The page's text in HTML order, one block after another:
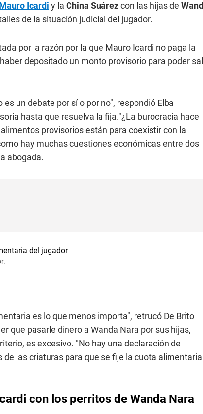
Mauro Icardi y la China Suárezcon las hijas de
de la situación judicial del jugador.
por la razón por la que Mauro Icardi no paga la
depositado un monto provisorio para poder
un debate por sí o por no", respondió Elba
hasta que resuelva la fija."¿La burocracia hace
provisorios están para coexistir con la
hay muchas cuestiones económicas entre dos
abogada.
es lo que menos importa", retrucó De Brito
que pasarle dinero a Wanda Nara por sus hijas,
es excesivo. "No hay una declaración de
las criaturas para que se fije la cuota
con los perritos de Wanda Nara